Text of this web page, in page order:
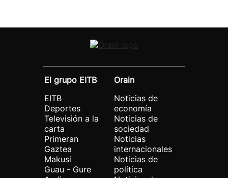
El grupo EITB
EITB
Deportes
Televisión a la
carta
Primeran
Gaztea
Makusi
Guau - Gure
Orain
Noticias de
economía
Noticias de
sociedad
Noticias
internacionales
Noticias de
política